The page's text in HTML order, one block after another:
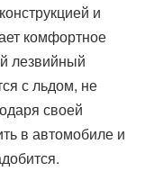
и
комфортное
лезвийный
с льдом, не
своей
в автомобиле и